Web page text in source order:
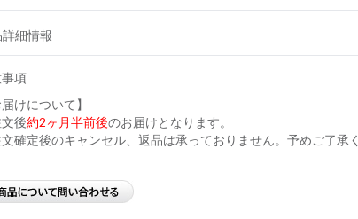
細情報
項
届けについて】
後約2ヶ月半前後のお届けとなります。
文確定後のキャンセル、返品は承っておりません。予めご了承